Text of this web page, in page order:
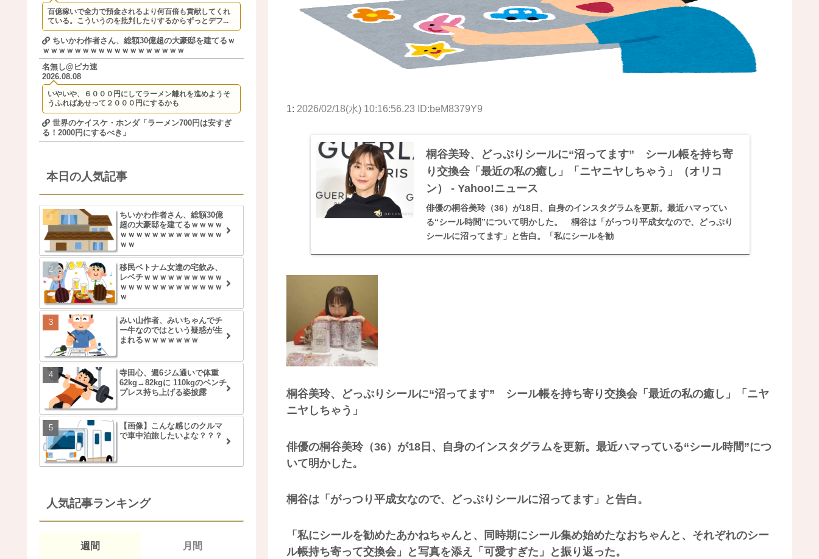
1: 2026/02/18(水) 10:16:56.23 ID:beM8379Y9
桐谷美玲、どっぷりシールに“沼ってます” シール帳を持ち寄
り交換会「最近の私の癒し」「ニヤニヤしちゃう」（オリコ
ン） - Yahoo!ニュース
俳優の桐谷美玲（36）が18日、自身のインスタグラムを更新。最近ハマってい
る“シール時間”について明かした。 桐谷は「がっつり平成女なので、どっぷり
シールに沼ってます」と告白。「私にシールを勧
桐谷美玲、どっぷりシールに“沼ってます” シール帳を持ち寄り交換会「最近の私の癒し」「ニヤ
ニヤしちゃう」
俳優の桐谷美玲（36）が18日、自身のインスタグラムを更新。最近ハマっている“シール時間”につ
いて明かした。
桐谷は「がっつり平成女なので、どっぷりシールに沼ってます」と告白。
「私にシールを勧めたあかねちゃんと、同時期にシール集め始めたなおちゃんと、それぞれのシー
ル帳持ち寄って交換会」と写真を添え「可愛すぎた」と振り返った。
百億稼いで全力で預金されるより何百倍も貢献してくれ
ている。こういうのを批判したりするからずっとデフ...
ちいかわ作者さん、総額30億超の大豪邸を建てるｗ
ｗｗｗｗｗｗｗｗｗｗｗｗｗｗｗｗｗｗ
名無し@ピカ速
2026.08.08
いやいや、６０００円にしてラーメン離れを進めようそ
うふればあせって２０００円にするかも
世界のケイスケ・ホンダ「ラーメン700円は安すぎ
る！2000円にするべき」
本日の人気記事
ちいかわ作者さん、総額30億
超の大豪邸を建てるｗｗｗｗ
ｗｗｗｗｗｗｗｗｗｗｗｗｗ
ｗｗ
移民ベトナム女達の宅飲み、
レベチｗｗｗｗｗｗｗｗｗｗ
ｗｗｗｗｗｗｗｗｗｗｗｗｗ
ｗ
みい山作者、みいちゃんでチ
ー牛なのではという疑惑が生
まれるｗｗｗｗｗｗｗ
寺田心、週6ジム通いで体重
62kg→82kgに 110kgのベンチ
プレス持ち上げる姿披露
【画像】こんな感じのクルマ
で車中泊旅したいよな？？？
人気記事ランキング
週間 月間